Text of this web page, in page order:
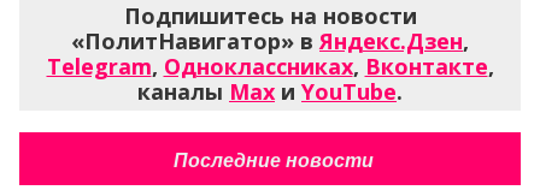
Подпишитесь на новости
«ПолитНавигатор» вЯндекс.Дзен,
Telegram, Одноклассниках, Вконтакте,
каналы Max и YouTube.
Последние новости